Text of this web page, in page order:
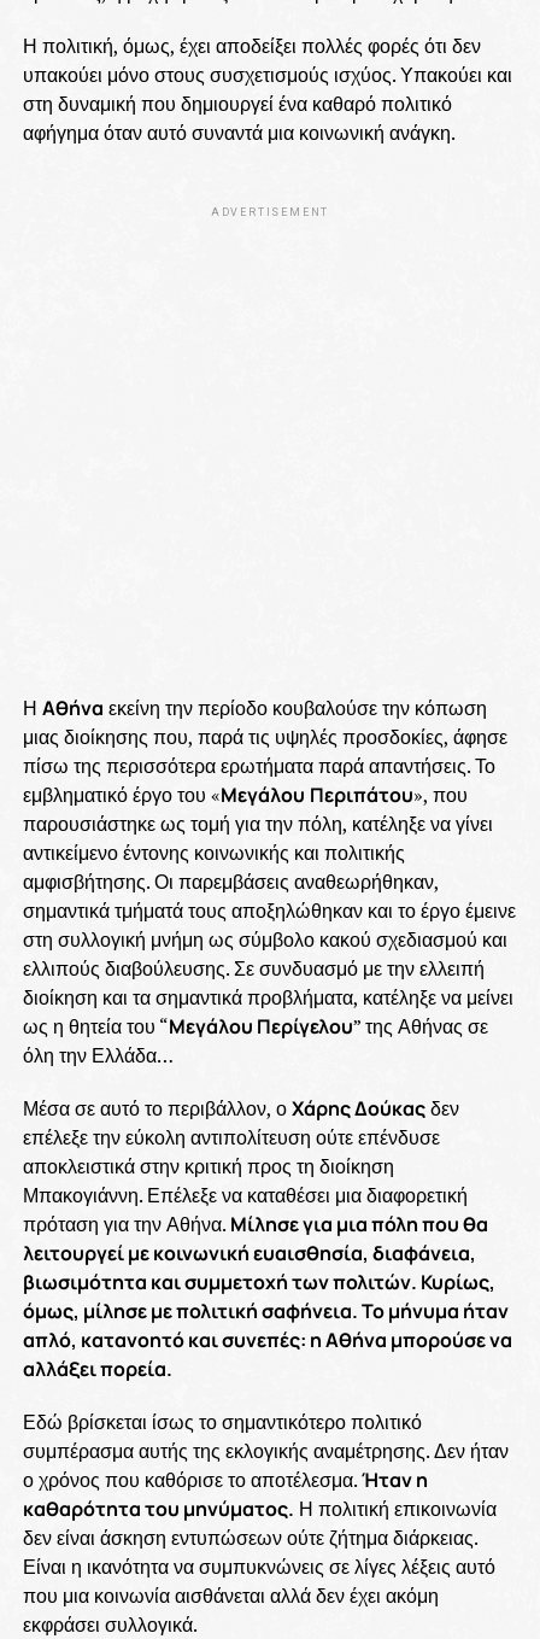
Η πολιτική, όμως, έχει αποδείξει πολλές φορές ότι δεν
υπακούει μόνο στους συσχετισμούς ισχύος. Υπακούει και
στη δυναμική που δημιουργεί ένα καθαρό πολιτικό
αφήγημα όταν αυτό συναντά μια κοινωνική ανάγκη.
ADVERTISEMENT
Η Αθήνα εκείνη την περίοδο κουβαλούσε την κόπωση
μιας διοίκησης που, παρά τις υψηλές προσδοκίες, άφησε
πίσω της περισσότερα ερωτήματα παρά απαντήσεις. Το
εμβληματικό έργο του «Μεγάλου Περιπάτου», που
παρουσιάστηκε ως τομή για την πόλη, κατέληξε να γίνει
αντικείμενο έντονης κοινωνικής και πολιτικής
αμφισβήτησης. Οι παρεμβάσεις αναθεωρήθηκαν,
σημαντικά τμήματά τους αποξηλώθηκαν και το έργο έμεινε
στη συλλογική μνήμη ως σύμβολο κακού σχεδιασμού και
ελλιπούς διαβούλευσης. Σε συνδυασμό με την ελλειπή
διοίκηση και τα σημαντικά προβλήματα, κατέληξε να μείνει
ως η θητεία του “Μεγάλου Περίγελου” της Αθήνας σε
όλη την Ελλάδα…
Μέσα σε αυτό το περιβάλλον, οΧάρης Δούκαςδεν
επέλεξε την εύκολη αντιπολίτευση ούτε επένδυσε
αποκλειστικά στην κριτική προς τη διοίκηση
Μπακογιάννη. Επέλεξε να καταθέσει μια διαφορετική
πρόταση για την Αθήνα. Μίλησε για μια πόλη που θα
λειτουργεί με κοινωνική ευαισθησία, διαφάνεια,
βιωσιμότητα και συμμετοχή των πολιτών. Κυρίως,
όμως, μίλησε με πολιτική σαφήνεια. Το μήνυμα ήταν
απλό, κατανοητό και συνεπές: η Αθήνα μπορούσε να
αλλάξει πορεία.
Εδώ βρίσκεται ίσως το σημαντικότερο πολιτικό
συμπέρασμα αυτής της εκλογικής αναμέτρησης. Δεν ήταν
ο χρόνος που καθόρισε το αποτέλεσμα.Ήταν η
καθαρότητα του μηνύματος. Η πολιτική επικοινωνία
δεν είναι άσκηση εντυπώσεων ούτε ζήτημα διάρκειας.
Είναι η ικανότητα να συμπυκνώνεις σε λίγες λέξεις αυτό
που μια κοινωνία αισθάνεται αλλά δεν έχει ακόμη
εκφράσει συλλογικά.